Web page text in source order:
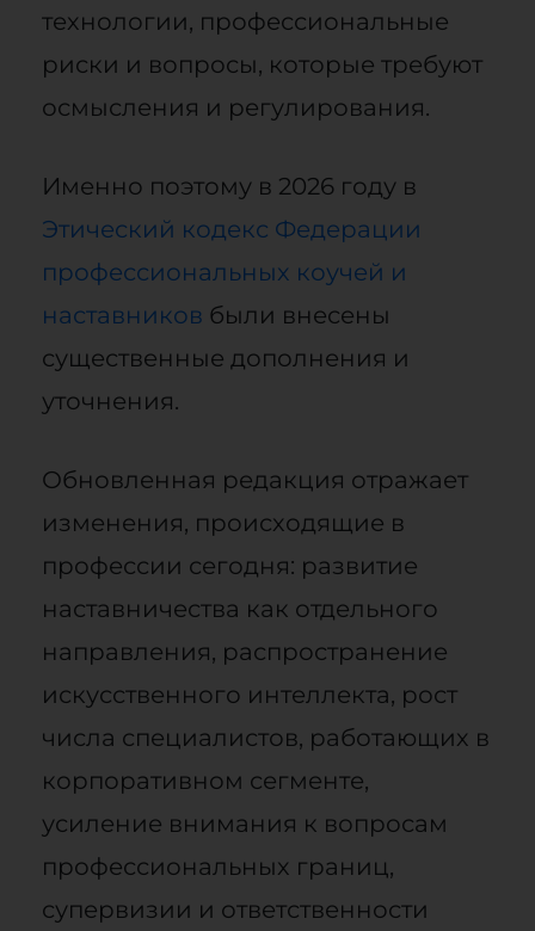
технологии, профессиональные
риски и вопросы, которые требуют
осмысления и регулирования.
Именно поэтому в 2026 году в
Этический кодекс Федерации
профессиональных коучей и
наставников были внесены
существенные дополнения и
уточнения.
Обновленная редакция отражает
изменения, происходящие в
профессии сегодня: развитие
наставничества как отдельного
направления, распространение
искусственного интеллекта, рост
числа специалистов, работающих в
корпоративном сегменте,
усиление внимания к вопросам
профессиональных границ,
супервизии и ответственности